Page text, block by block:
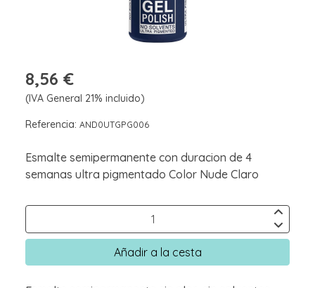
8,56 €
(IVA General 21% incluido)
Referencia: AND0UTGPG006
Esmalte semipermanente con duracion de 4
semanas ultra pigmentado Color Nude Claro
Añadir a la cesta